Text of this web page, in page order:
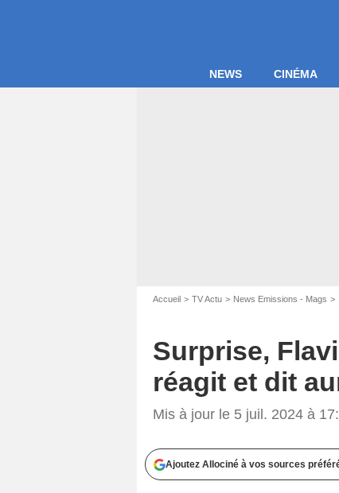
NEWS CINÉMA
Accueil TV Actu News Emissions - Mags
Surprise,
réagit et dit
Mis à jour le 5 juil. 2024 à
Ajoutez Allociné à vos sources